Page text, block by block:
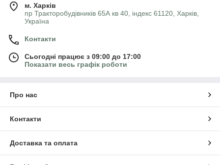
м. Харків
пр Тракторобудівників 65А кв 40, індекс 61120, Харків,
Україна
Контакти
Сьогодні працює з 09:00 до 17:00
Показати весь графік роботи
Про нас
Контакти
Доставка та оплата